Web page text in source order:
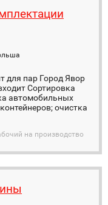
для пар Город Явор
Сортировка
автомобильных
очистка
на производство